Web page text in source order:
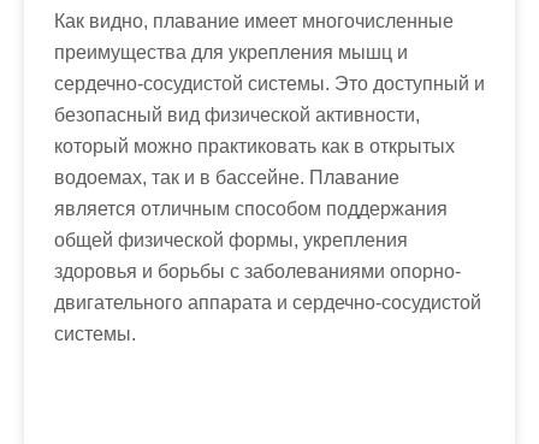
Как видно, плавание имеет многочисленные
преимущества для укрепления мышц и
сердечно-сосудистой системы. Это доступный и
безопасный вид физической активности,
который можно практиковать как в открытых
водоемах, так и в бассейне. Плавание
является отличным способом поддержания
общей физической формы, укрепления
здоровья и борьбы с заболеваниями опорно-
двигательного аппарата и сердечно-сосудистой
системы.